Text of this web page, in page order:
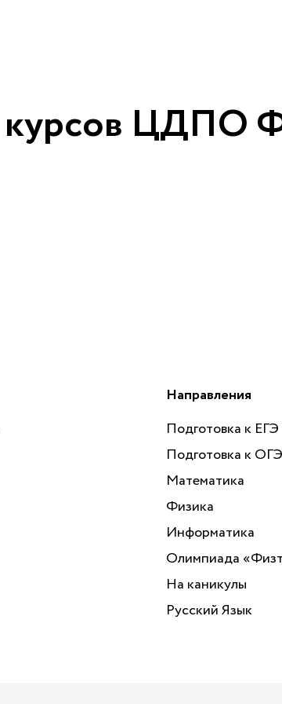
ЦДПО
Направления
Подготовка к ЕГЭ
Подготовка к ОГЭ
Математика
Физика
Информатика
Олимпиада
На каникулы
Русский Язык